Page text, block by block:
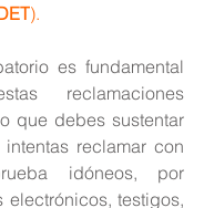
).
es fundamental
reclamaciones
que debes sustentar
reclamar con
idóneos, por
electrónicos, testigos,